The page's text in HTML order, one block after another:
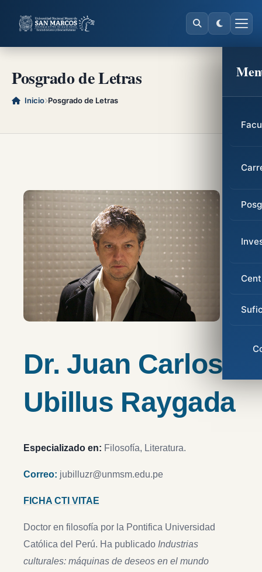
Posgrado de Letras
Inicio Posgrado de Letras
Dr. Juan Carlos
Ubillus Raygada
Especializado en: Filosofía, Literatura.
Correo: jubilluzr@unmsm.edu.pe
FICHA CTI VITAE
Doctor en filosofía por la Pontifica Universidad
Católica del Perú. Ha publicado Industrias
culturales: máquinas de deseos en el mundo